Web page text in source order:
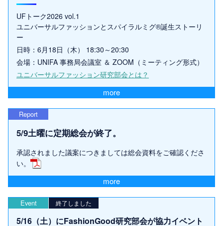
UFトーク2026 vol.1
ユニバーサルファッションとスパイラルミグ®誕生ストーリ
ー
日時：6月18日（木） 18:30～20:30
会場：UNIFA 事務局会議室 ＆ ZOOM（ミーティング形式）
ユニバーサルファッション研究部会とは？
more
Report
5/9土曜に定期総会が終了。
承認されました議案につきましては総会資料をご確認くださ
い。
more
Event 終了しました
5/16（土）にFashionGood研究部会が協力イベント